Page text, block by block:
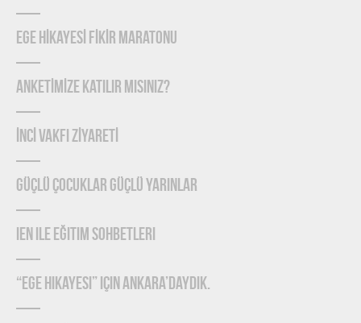
EGE HİKAYESİ FİKİR MARATONU
ANKETİMİZE KATILIR MISINIZ?
İNCİ VAKFI ZİYARETİ
Güçlü Çocuklar Güçlü Yarınlar
IEN ile Eğitim Sohbetleri
“Ege Hikayesi” için Ankara’daydık.